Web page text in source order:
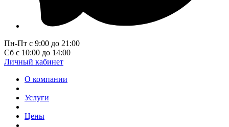
Пн-Пт с 9:00 до 21:00
Сб с 10:00 до 14:00
Личный кабинет
О компании
Услуги
Цены